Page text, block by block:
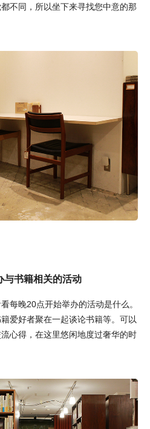
不同，所以坐下来寻找您中意的那
与书籍相关的活动
每晚20点开始举办的活动是什么。
爱好者聚在一起谈论书籍等。可以
心得，在这里悠闲地度过奢华的时